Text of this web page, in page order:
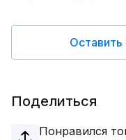
Оставить
Поделиться
Понравился